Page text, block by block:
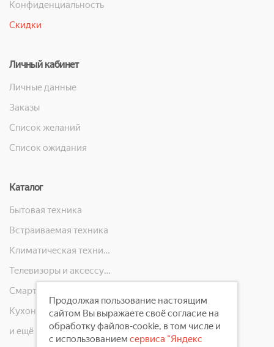
Конфиденциальность
Скидки
Личный кабинет
Личные данные
Заказы
Список желаний
Список ожидания
Каталог
Бытовая техника
Встраиваемая техника
Климатическая техника
Телевизоры и аксессуары
Кухонная техника
и ещё 10 категорий
Продолжая пользование настоящим
сайтом Вы выражаете своё согласие на
обработку файлов-cookie, в том числе и
с использованием сервиса "Яндекс